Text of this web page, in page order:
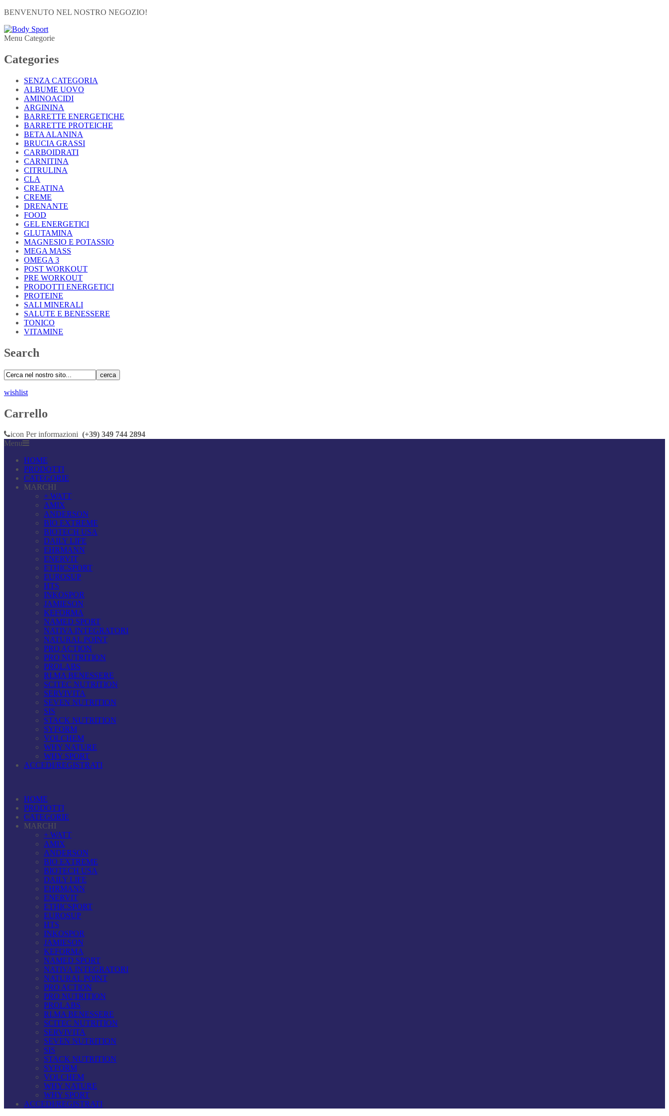
BENVENUTO NEL NOSTRO NEGOZIO!
Menu Categorie
Categories
SENZA CATEGORIA
ALBUME UOVO
AMINOACIDI
ARGININA
BARRETTE ENERGETICHE
BARRETTE PROTEICHE
BETA ALANINA
BRUCIA GRASSI
CARBOIDRATI
CARNITINA
CITRULINA
CLA
CREATINA
CREME
DRENANTE
FOOD
GEL ENERGETICI
GLUTAMINA
MAGNESIO E POTASSIO
MEGA MASS
OMEGA 3
POST WORKOUT
PRE WORKOUT
PRODOTTI ENERGETICI
PROTEINE
SALI MINERALI
SALUTE E BENESSERE
TONICO
VITAMINE
Search
cerca
wishlist
Carrello
icon Per informazioni (+39) 349 744 2894
Menu
HOME
PRODOTTI
CATEGORIE
MARCHI
+ WATT
AMIX
ANDERSON
BIO EXTREME
BIOTECH USA
DAILY LIFE
EHRMANN
ENERVIT
ETHICSPORT
EUROSUP
HTS
INKOSPOR
JAMIESON
KEFORMA
NAMED SPORT
NATIVA INTEGRATORI
NATURAL POINT
PRO ACTION
PRO NUTRITION
PROLABS
RI.MA BENESSERE
SCITEC NUTRITION
SERVIVITA
SEVEN NUTRITION
SIS
STACK NUTRITION
SYFORM
VOLCHEM
WHY NATURE
WHY SPORT
ACCEDI/REGISTRATI
HOME
PRODOTTI
CATEGORIE
MARCHI
+ WATT
AMIX
ANDERSON
BIO EXTREME
BIOTECH USA
DAILY LIFE
EHRMANN
ENERVIT
ETHICSPORT
EUROSUP
HTS
INKOSPOR
JAMIESON
KEFORMA
NAMED SPORT
NATIVA INTEGRATORI
NATURAL POINT
PRO ACTION
PRO NUTRITION
PROLABS
RI.MA BENESSERE
SCITEC NUTRITION
SERVIVITA
SEVEN NUTRITION
SIS
STACK NUTRITION
SYFORM
VOLCHEM
WHY NATURE
WHY SPORT
ACCEDI/REGISTRATI